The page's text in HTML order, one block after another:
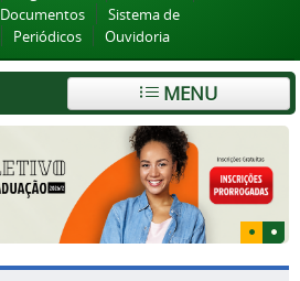
Documentos
Sistema de
Periódicos Ouvidoria
MENU